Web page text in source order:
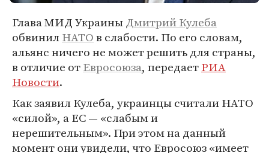
Глава МИД УкраиныДмитрий Кулеба
обвинилНАТОв слабости. По его словам,
альянс ничего не может решить для страны,
в отличие отЕвросоюза, передаетРИА
Новости.
Как заявил Кулеба, украинцы считали НАТО
«силой», а ЕС — «слабым и
нерешительным». При этом на данный
момент они увидели, что Евросоюз «имеет